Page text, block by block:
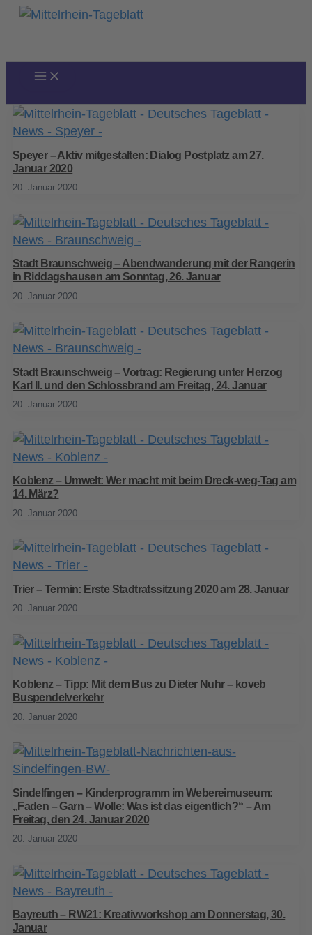
Zum
Speyer – Aktiv mitgestalten: Dialog Postplatz am 27.
Januar 2020
20. Januar 2020
Stadt Braunschweig – Abendwanderung mit der Rangerin
in Riddagshausen am Sonntag, 26. Januar
20. Januar 2020
Stadt Braunschweig – Vortrag: Regierung unter Herzog
Karl II. und den Schlossbrand am Freitag, 24. Januar
20. Januar 2020
Koblenz – Umwelt: Wer macht mit beim Dreck-weg-Tag am
14. März?
20. Januar 2020
Trier – Termin: Erste Stadtratssitzung 2020 am 28. Januar
20. Januar 2020
Koblenz – Tipp: Mit dem Bus zu Dieter Nuhr – koveb
Buspendelverkehr
20. Januar 2020
Sindelfingen – Kinderprogramm im Webereimuseum:
„Faden – Garn – Wolle: Was ist das eigentlich?“ – Am
Freitag, den 24. Januar 2020
20. Januar 2020
Bayreuth – RW21: Kreativworkshop am Donnerstag, 30.
Januar